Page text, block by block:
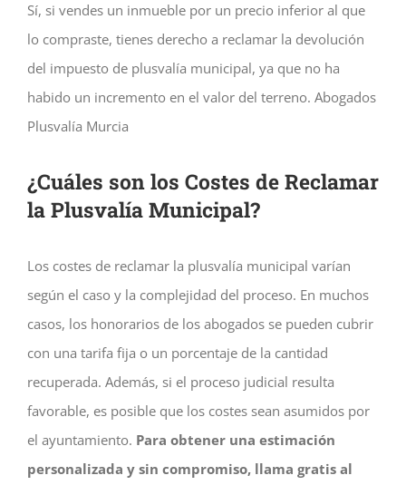
Sí, si vendes un inmueble por un precio inferior al que
lo compraste, tienes derecho a reclamar la devolución
del impuesto de plusvalía municipal, ya que no ha
habido un incremento en el valor del terreno. Abogados
Plusvalía Murcia
¿Cuáles son los Costes de Reclamar
la Plusvalía Municipal?
Los costes de reclamar la plusvalía municipal varían
según el caso y la complejidad del proceso. En muchos
casos, los honorarios de los abogados se pueden cubrir
con una tarifa fija o un porcentaje de la cantidad
recuperada. Además, si el proceso judicial resulta
favorable, es posible que los costes sean asumidos por
el ayuntamiento. Para obtener una estimación
personalizada y sin compromiso, llama gratis al